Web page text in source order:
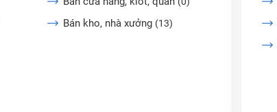
Bán kho, nhà xưởng (13)